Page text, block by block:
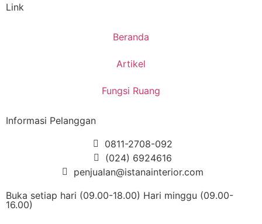
Link
Beranda
Artikel
Fungsi Ruang
Informasi Pelanggan
0811-2708-092
(024) 6924616
penjualan@istanainterior.com
Buka setiap hari (09.00-18.00) Hari minggu (09.00-
16.00)